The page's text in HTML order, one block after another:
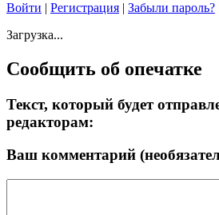
Войти | Регистрация | Забыли пароль?
Загрузка...
Сообщить об опечатке
Текст, который будет
редакторам:
Ваш комментарий